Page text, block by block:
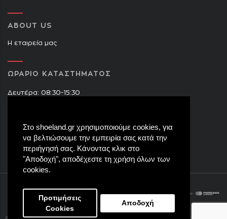
Στο shoeland.gr χρησιμοποιούμε cookies, για
να βελτιώσουμε την εμπειρία σας κατά την
περιήγησή σας. Κάνοντας κλικ στο
"Αποδοχή", αποδέχεστε τη χρήση όλων των
cookies.
Προτιμήσεις
Cookies
Αποδοχή
ABOUT US
Η εταιρεία μας
ΩΡΑΡΙΟ ΚΑΤΑΣΤΗΜΑΤΟΣ
Δευτέρα: 08:30-15:30
Πέμπτη: 09:00-14:30 & 17:30-21:00
Παρασκευή: 09:00-14:30 & 17:30-21:00
Σάββατο: 08:30-15:30